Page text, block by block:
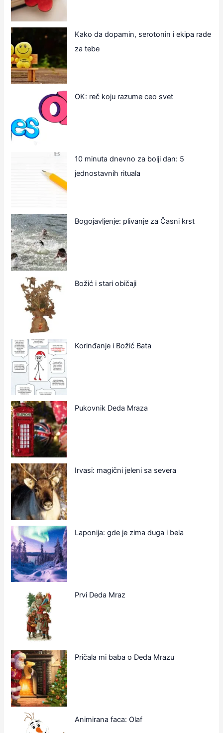
Kako da dopamin, serotonin i ekipa rade
za tebe
OK: reč koju razume ceo svet
10 minuta dnevno za bolji dan: 5
jednostavnih rituala
Bogojavljenje: plivanje za Časni krst
Božić i stari običaji
Korinđanje i Božić Bata
Pukovnik Deda Mraza
Irvasi: magični jeleni sa severa
Laponija: gde je zima duga i bela
Prvi Deda Mraz
Pričala mi baba o Deda Mrazu
Animirana faca: Olaf